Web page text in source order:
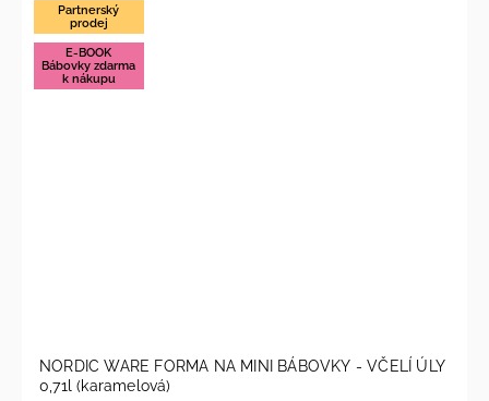
Partnerský
prodej
E-BOOK
Bábovky zdarma
k nákupu
NORDIC WARE FORMA NA MINI BÁBOVKY - VČELÍ ÚLY
0,71l (karamelová)